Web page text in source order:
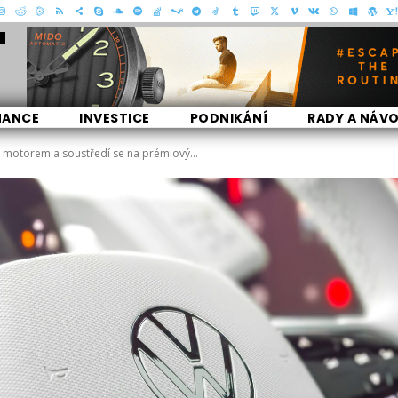
- Reklama -
INVESTICE PODNIKÁNÍ RADY A
a soustředí se na prémiový...